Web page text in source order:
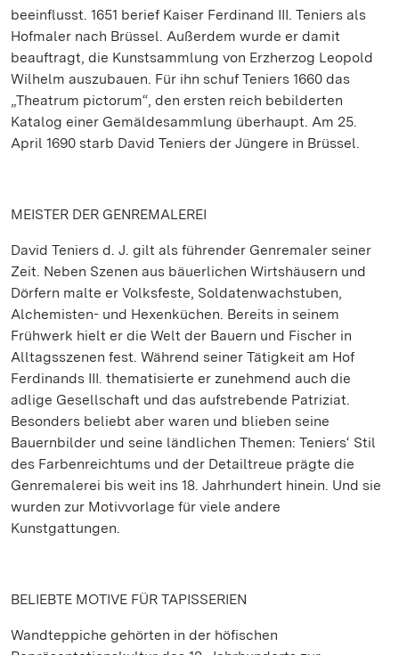
beeinflusst. 1651 berief Kaiser Ferdinand III. Teniers als
Hofmaler nach Brüssel. Außerdem wurde er damit
beauftragt, die Kunstsammlung von Erzherzog Leopold
Wilhelm auszubauen. Für ihn schuf Teniers 1660 das
„Theatrum pictorum“, den ersten reich bebilderten
Katalog einer Gemäldesammlung überhaupt. Am 25.
April 1690 starb David Teniers der Jüngere in Brüssel.
MEISTER DER GENREMALEREI
David Teniers d. J. gilt als führender Genremaler seiner
Zeit. Neben Szenen aus bäuerlichen Wirtshäusern und
Dörfern malte er Volksfeste, Soldatenwachstuben,
Alchemisten- und Hexenküchen. Bereits in seinem
Frühwerk hielt er die Welt der Bauern und Fischer in
Alltagsszenen fest. Während seiner Tätigkeit am Hof
Ferdinands III. thematisierte er zunehmend auch die
adlige Gesellschaft und das aufstrebende Patriziat.
Besonders beliebt aber waren und blieben seine
Bauernbilder und seine ländlichen Themen: Teniers‘ Stil
des Farbenreichtums und der Detailtreue prägte die
Genremalerei bis weit ins 18. Jahrhundert hinein. Und sie
wurden zur Motivvorlage für viele andere
Kunstgattungen.
BELIEBTE MOTIVE FÜR TAPISSERIEN
Wandteppiche gehörten in der höfischen